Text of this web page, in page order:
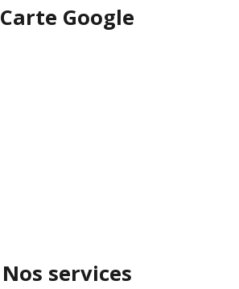
Carte Google
Nos services